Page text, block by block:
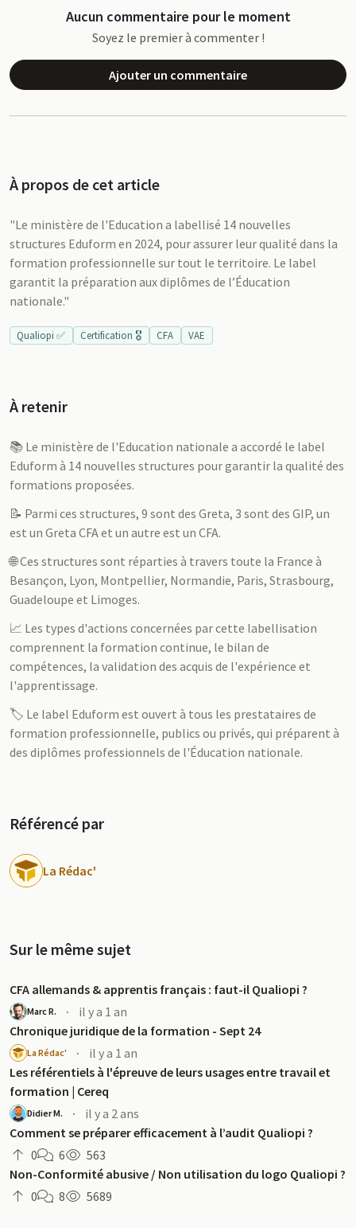
Aucun commentaire pour le moment
Soyez le premier à commenter !
Ajouter un commentaire
À propos de cet article
"Le ministère de l'Education a labellisé 14 nouvelles
structures Eduform en 2024, pour assurer leur qualité dans la
formation professionnelle sur tout le territoire. Le label
garantit la préparation aux diplômes de l’Éducation
nationale."
Qualiopi ✅ Certification 🎖️ CFA VAE
À retenir
📚 Le ministère de l'Education nationale a accordé le label
Eduform à 14 nouvelles structures pour garantir la qualité des
formations proposées.
📝 Parmi ces structures, 9 sont des Greta, 3 sont des GIP, un
est un Greta CFA et un autre est un CFA.
🌐 Ces structures sont réparties à travers toute la France à
Besançon, Lyon, Montpellier, Normandie, Paris, Strasbourg,
Guadeloupe et Limoges.
📈 Les types d'actions concernées par cette labellisation
comprennent la formation continue, le bilan de
compétences, la validation des acquis de l'expérience et
l'apprentissage.
🏷️ Le label Eduform est ouvert à tous les prestataires de
formation professionnelle, publics ou privés, qui préparent à
des diplômes professionnels de l'Éducation nationale.
Référencé par
La Rédac'
Sur le même sujet
CFA allemands & apprentis français : faut-il Qualiopi ?
Marc R. ·
il y a 1 an
Chronique juridique de la formation - Sept 24
La Rédac' ·
il y a 1 an
Les référentiels à l'épreuve de leurs usages entre travail et
formation | Cereq
Didier M. ·
il y a 2 ans
Comment se préparer efficacement à l’audit Qualiopi ?
0
6
563
Non-Conformité abusive / Non utilisation du logo Qualiopi ?
0
8 5689